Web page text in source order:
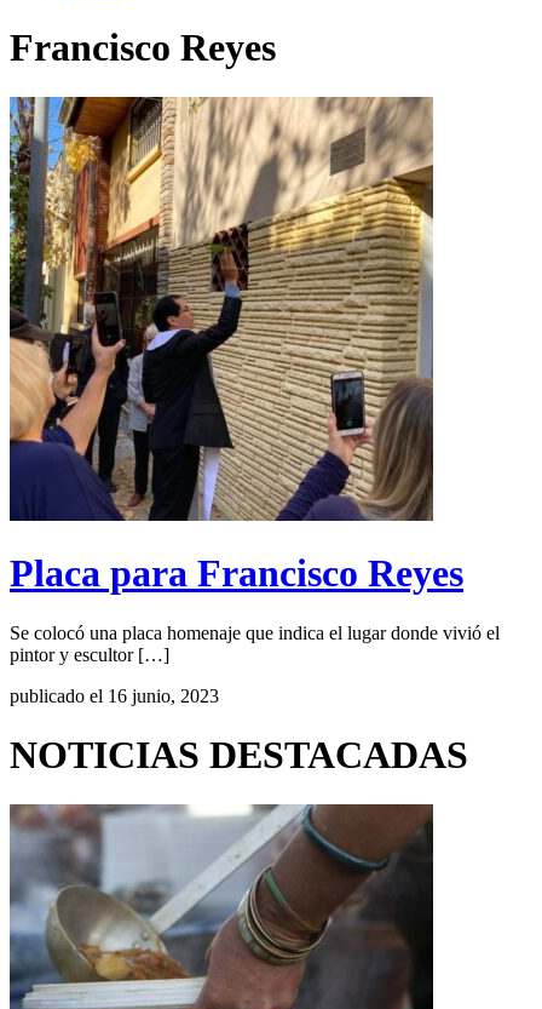
Francisco Reyes
Placa para Francisco Reyes
Se colocó una placa homenaje que indica el lugar donde vivió el
pintor y escultor […]
publicado el 16 junio, 2023
NOTICIAS DESTACADAS